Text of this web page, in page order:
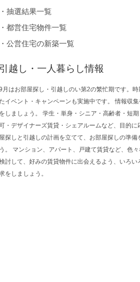
・抽選結果一覧
・都営住宅物件一覧
・公営住宅の新築一覧
引越し・一人暮らし情報
月はお部屋探し・引越しのい第2の繁忙期です。
たイベント・キャンペーンも実施中です。 情報収
をしましょう。 学生・単身・シニア・高齢者・短期
・デザイナーズ賃貸・シェアルームなど、目的に
屋探しと引越しの計画を立てて、お部屋探しの準備
う。 マンション、アパート、戸建て賃貸など、色
討して、好みの賃貸物件に出会えるよう、いろい
をしましょう。